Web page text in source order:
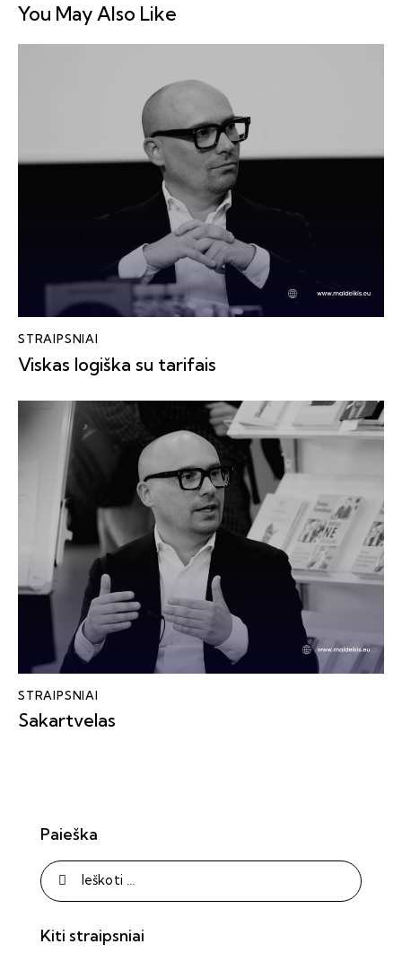
You May Also Like
STRAIPSNIAI
Viskas logiška su tarifais
STRAIPSNIAI
Sakartvelas
Paieška
Kiti straipsniai